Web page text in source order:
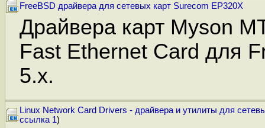
FreeBSD драйвера для сетевых карт Surecom EP320X
Драйвера карт Myson
Fast Ethernet Card для
5.x.
Linux Network Card Drivers - драйвера и утилиты для
ссылка 1)